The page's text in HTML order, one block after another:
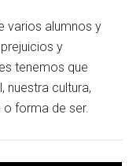
varios alumnos y
y
tenemos que
nuestra cultura,
forma de ser.